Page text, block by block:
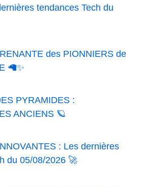
tendances Tech du
des PIONNIERS de
🦙✨
PYRAMIDES :
ANCIENS 🪐
: Les dernières
du 05/08/2026 🚀